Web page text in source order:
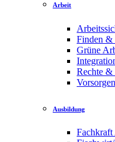
Arbeit
Finden &
Grüne
Rechte &
Ausbildung
Fachkraft